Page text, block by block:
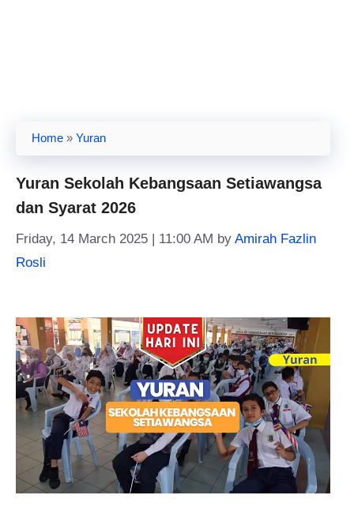
Home » Yuran
Yuran Sekolah Kebangsaan Setiawangsa
dan Syarat 2026
Friday, 14 March 2025 | 11:00 AM by Amirah Fazlin
Rosli